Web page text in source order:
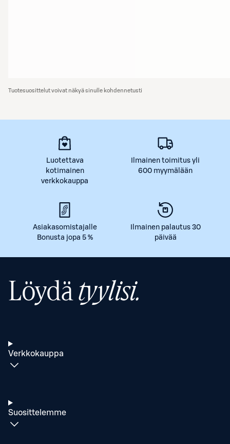
Tuotesuosittelut voivat näkyä sinulle kohdennetusti
Luotettava
kotimainen
verkkokauppa
Ilmainen toimitus yli
600 myymälään
Asiakasomistajalle
Bonusta jopa 5 %
Ilmainen palautus 30
päivää
Löydätyylisi.
Verkkokauppa
Suosittelemme